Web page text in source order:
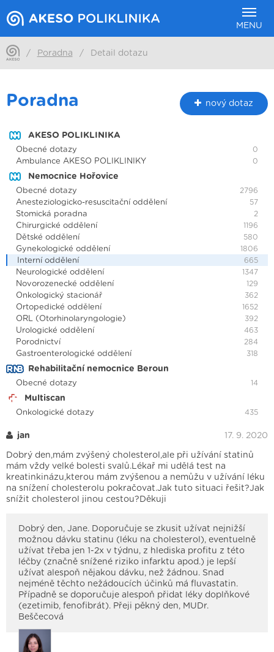
MENU
/ Poradna / Detail dotazu
Poradna nový dotaz
AKESO POLIKLINIKA
Obecné dotazy 0
Ambulance AKESO POLIKLINIKY 0
Nemocnice Hořovice
Obecné dotazy 2796
Anesteziologicko-resuscitační oddělení 57
Stomická poradna 2
Chirurgické oddělení 1196
Dětské oddělení 580
Gynekologické oddělení 1806
Interní oddělení 665
Neurologické oddělení 1347
Novorozenecké oddělení 129
Onkologický stacionář 362
Ortopedické oddělení 1652
ORL (Otorhinolaryngologie) 392
Urologické oddělení 463
Porodnictví 284
Gastroenterologické oddělení 318
Rehabilitační nemocnice Beroun
Obecné dotazy 14
Multiscan
Onkologické dotazy 435
jan 17. 9. 2020
Dobrý den,mám zvýšený cholesterol,ale při užívání statinů
mám vždy velké bolesti svalů.Lékař mi udělá test na
kreatinkinázu,kterou mám zvýšenou a nemůžu v užívání léku
na snížení cholesterolu pokračovat.Jak tuto situaci řešit?Jak
snížit cholesterol jinou cestou?Děkuji
Dobrý den, Jane. Doporučuje se zkusit užívat nejnižší
možnou dávku statinu (léku na cholesterol), eventuelně
užívat třeba jen 1-2x v týdnu, z hlediska profitu z této
léčby (značně snížené riziko infarktu apod.) je lepší
užívat alespoň nějakou dávku, než žádnou. Snad
nejméně těchto nežádoucích účinků má fluvastatin.
Případně se doporučuje alespoň přidat léky doplňkové
(ezetimib, fenofibrát). Přeji pěkný den, MUDr.
Beščecová